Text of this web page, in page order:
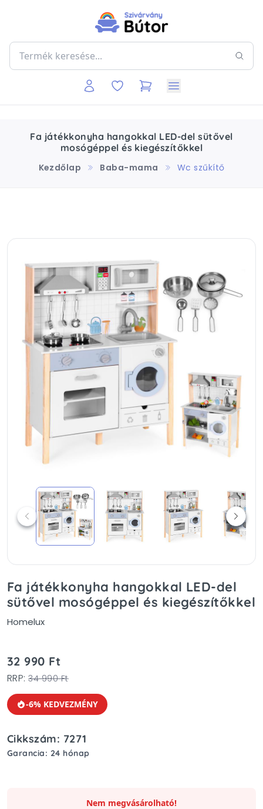
Fa játékkonyha hangokkal LED-del sütővel
mosógéppel és kiegészítőkkel
Kezdőlap
Baba-mama Wc szűkítő
Fa játékkonyha hangokkal LED-del
sütővel mosógéppel és kiegészítőkkel
Homelux
32 990 Ft
RRP:34 990 Ft
-6% KEDVEZMÉNY
Cikkszám: 7271
Garancia: 24 hónap
Nem megvásárolható!